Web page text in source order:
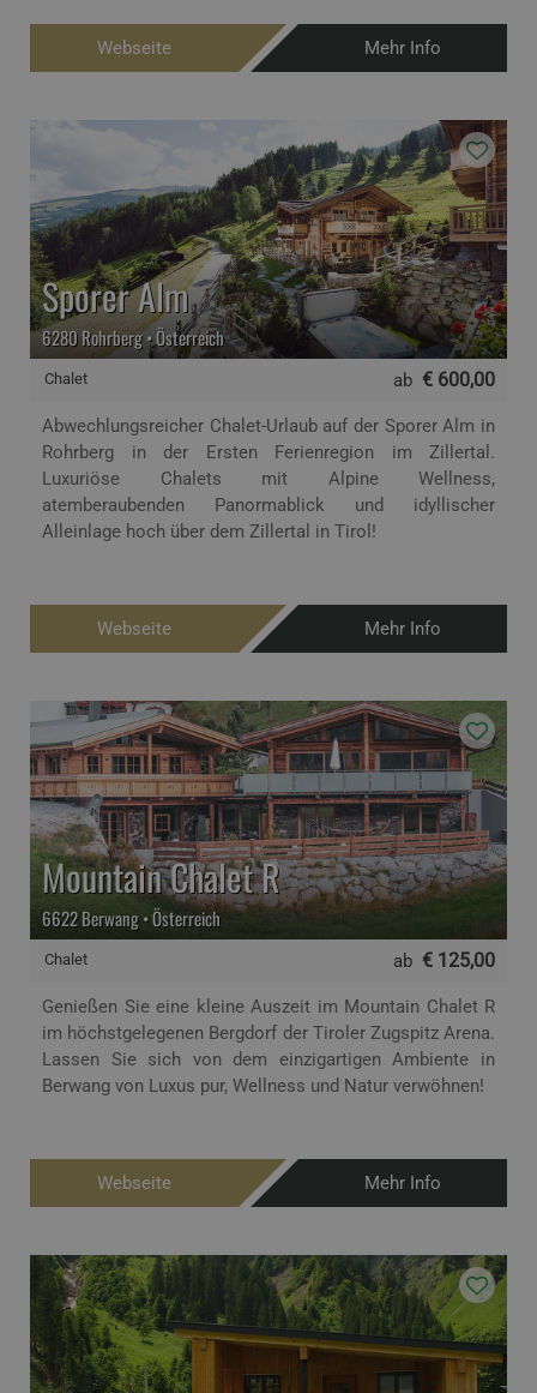
Webseite Mehr Info
Chalet
Sporer Alm
6280 Rohrberg • Österreich
ab € 600,00
Abwechlungsreicher Chalet-Urlaub auf der Sporer Alm in
Rohrberg in der Ersten Ferienregion im Zillertal.
Luxuriöse Chalets mit Alpine Wellness,
atemberaubenden Panormablick und idyllischer
Alleinlage hoch über dem Zillertal in Tirol!
Webseite Mehr Info
Chalet
Mountain Chalet R
6622 Berwang • Österreich
ab € 125,00
Genießen Sie eine kleine Auszeit im Mountain Chalet R
im höchstgelegenen Bergdorf der Tiroler Zugspitz Arena.
Lassen Sie sich von dem einzigartigen Ambiente in
Berwang von Luxus pur, Wellness und Natur verwöhnen!
Webseite Mehr Info